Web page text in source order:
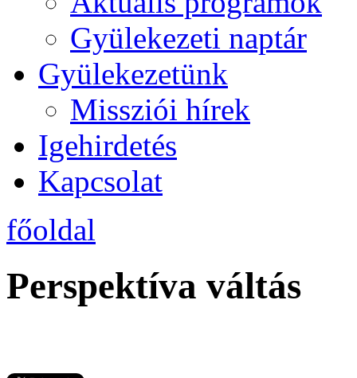
Gyülekezeti naptár
Gyülekezetünk
Missziói hírek
Igehirdetés
Kapcsolat
főoldal
Perspektíva váltás